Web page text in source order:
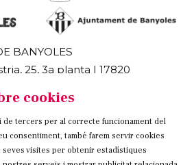
BANYOLES
25, 3a planta | 17820
00 50
Ús de Cookies Contacteu
cookies
de tercers per al correcte funcionament del
consentiment, també farem servir cookies
visites per obtenir estadístiques